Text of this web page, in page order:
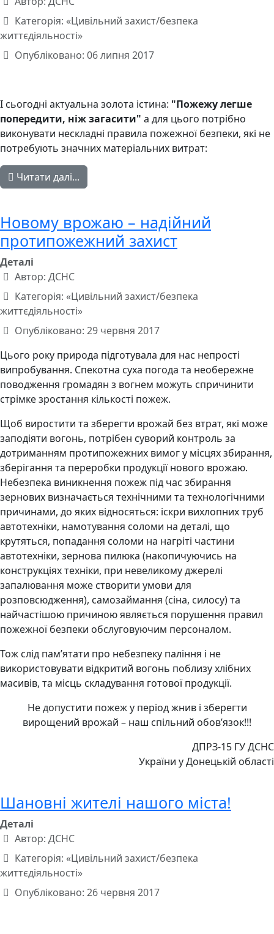
Категорія: «Цивільний захист/безпека
життєдіяльності»
Опубліковано: 06 липня 2017
І сьогодні актуальна золота істина: "Пожежу легше
попередити, ніж загасити" а для цього потрібно
виконувати нескладні правила пожежної безпеки, які не
потребують значних матеріальних витрат:
Читати далі...
Новому врожаю – надійний
протипожежний захист
Деталі
Автор: ДСНС
Категорія: «Цивільний захист/безпека
життєдіяльності»
Опубліковано: 29 червня 2017
Цього року природа підготувала для нас непрості
випробування. Спекотна суха погода та необережне
поводження громадян з вогнем можуть спричинити
стрімке зростання кількості пожеж.
Щоб виростити та зберегти врожай без втрат, які може
заподіяти вогонь, потрібен суворий контроль за
дотриманням протипожежних вимог у місцях збирання,
зберігання та переробки продукції нового врожаю.
Небезпека виникнення пожеж під час збирання
зернових визначається технічними та технологічними
причинами, до яких відносяться: іскри вихлопних труб
автотехніки, намотування соломи на деталі, що
крутяться, попадання соломи на нагріті частини
автотехніки, зернова пилюка (накопичуючись на
конструкціях техніки, при невеликому джерелі
запалювання може створити умови для
розповсюдження), самозаймання (сіна, силосу) та
найчастішою причиною являється порушення правил
пожежної безпеки обслуговуючим персоналом.
Тож слід пам’ятати про небезпеку паління і не
використовувати відкритий вогонь поблизу хлібних
масивів, та місць складування готової продукції.
Не допустити пожеж у період жнив і зберегти
вирощений врожай – наш спільний обов’язок!!!
ДПРЗ-15 ГУ ДСНС
України у Донецькій області
Шановні жителі нашого міста!
Деталі
Автор: ДСНС
Категорія: «Цивільний захист/безпека
життєдіяльності»
Опубліковано: 26 червня 2017